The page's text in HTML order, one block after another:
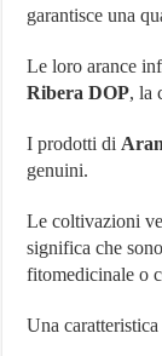
garantisce una
Le loro arance
Ribera DOP, la
I prodotti di
genuini.
Le coltivazioni
significa che
fitomedicinale o
Una